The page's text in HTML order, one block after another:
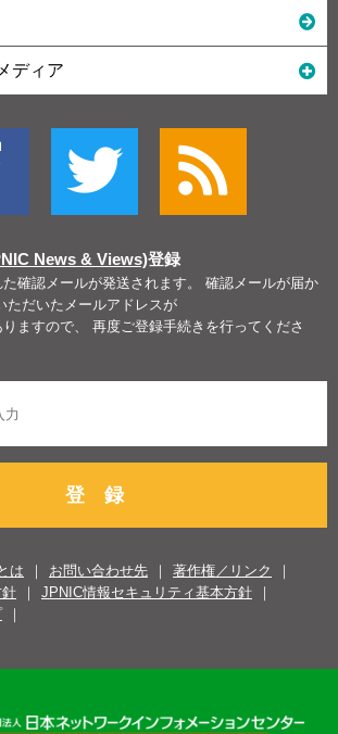
ディア
News & Views)登録
確認メールが発送されます。 確認メールが届か
ただいたメールアドレスが
ますので、 再度ご登録手続きを行ってくださ
登 録
は お問い合わせ先
著作権／リンク
JPNIC情報セキュリティ基本方針